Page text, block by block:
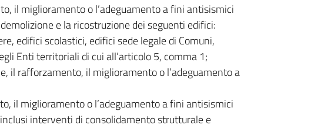
il miglioramento o l’adeguamento a fini antisismici
e la ricostruzione dei seguenti edifici:
edifici scolastici, edifici sede legale di Comuni,
Enti territoriali di cui all’articolo 5, comma 1;
il rafforzamento, il miglioramento o l’adeguamento a
il miglioramento o l’adeguamento a fini antisismici
interventi di consolidamento strutturale e